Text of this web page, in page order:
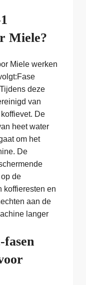
Miele?
Miele werken
deze
van
De
heet water
om het
De
de
koffieresten en
aan de
langer